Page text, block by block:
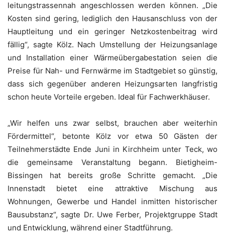
leitungstrassennah angeschlossen werden können. „Die
Kosten sind gering, lediglich den Hausanschluss von der
Hauptleitung und ein geringer Netzkostenbeitrag wird
fällig“, sagte Kölz. Nach Umstellung der Heizungsanlage
und Installation einer Wärmeübergabestation seien die
Preise für Nah- und Fernwärme im Stadtgebiet so günstig,
dass sich gegenüber anderen Heizungsarten langfristig
schon heute Vorteile ergeben. Ideal für Fachwerkhäuser.
„Wir helfen uns zwar selbst, brauchen aber weiterhin
Fördermittel“, betonte Kölz vor etwa 50 Gästen der
Teilnehmerstädte Ende Juni in Kirchheim unter Teck, wo
die gemeinsame Veranstaltung begann. Bietigheim-
Bissingen hat bereits große Schritte gemacht. „Die
Innenstadt bietet eine attraktive Mischung aus
Wohnungen, Gewerbe und Handel inmitten historischer
Bausubstanz“, sagte Dr. Uwe Ferber, Projektgruppe Stadt
und Entwicklung, während einer Stadtführung.